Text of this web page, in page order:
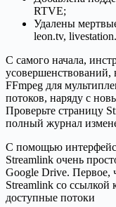
RTVE;
Удалены
leon.tv,
С самого начала,
усовершенствований,
FFmpeg для
потоков, наряду с
Проверьте страницу
полный журнал
С помощью
Streamlink очень
Google Drive. Первое,
Streamlink со ссылкой
доступные потоки